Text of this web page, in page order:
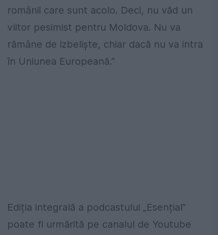
românii care sunt acolo. Deci, nu văd un
viitor pesimist pentru Moldova. Nu va
rămâne de izbeliște, chiar dacă nu va intra
în Uniunea Europeană.”
Ediția integrală a podcastului „Esențial”
poate fi urmărită pe canalul de Youtube